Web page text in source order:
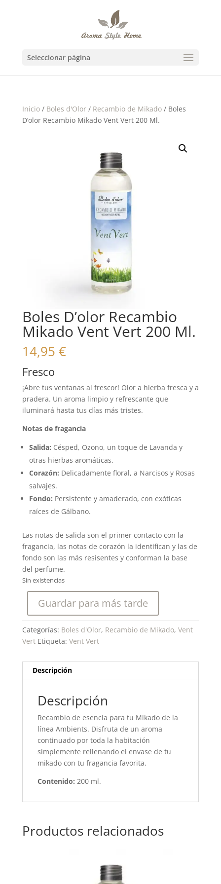
Seleccionar página
Inicio/ Boles d'Olor/ Recambio de Mikado/ Boles
D’olor Recambio Mikado Vent Vert 200 Ml.
Boles D’olor Recambio
Mikado Vent Vert 200 Ml.
14,95 €
Fresco
¡Abre tus ventanas al frescor! Olor a hierba fresca y a
pradera. Un aroma limpio y refrescante que
iluminará hasta tus días más tristes.
Notas de fragancia
Salida: Césped, Ozono, un toque de Lavanda y
otras hierbas aromáticas.
Corazón: Delicadamente floral, a Narcisos y Rosas
salvajes.
Fondo: Persistente y amaderado, con exóticas
raíces de Gálbano.
Las notas de salida son el primer contacto con la
fragancia, las notas de corazón la identifican y las de
fondo son las más resisentes y conforman la base
del perfume.
Sin existencias
Guardar para más tarde
Categorías: Boles d'Olor, Recambio de Mikado, Vent
Vert Etiqueta: Vent Vert
Descripción
Descripción
Recambio de esencia para tu Mikado de la
línea Ambients. Disfruta de un aroma
continuado por toda la habitación
simplemente rellenando el envase de tu
mikado con tu fragancia favorita.
Contenido: 200 ml.
Productos relacionados